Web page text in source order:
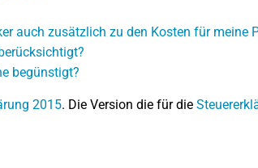
auch zusätzlich zu den Kosten für meine
begünstigt?
2015. Die Version die für die